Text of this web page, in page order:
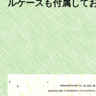
ルケースも付属して